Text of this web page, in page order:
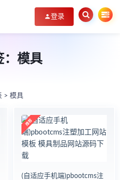
登录
：模具
> 模具
(自适应手机端)pbootcms注